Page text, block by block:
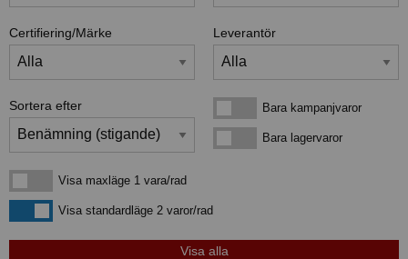
Certifiering/Märke Leverantör
Sortera efter Bara kampanjvarorBara kampanjvaror
Bara lagervarorBara lagervaror
Visa maxläge 1 vara/rad
Visa maxläge 1 vara/rad
Visa standardlägeVisa standardläge 2 varor/rad